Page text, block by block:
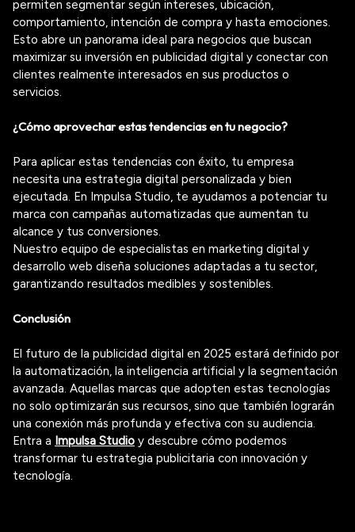
permiten segmentar según intereses, ubicación,
comportamiento, intención de compra y hasta emociones.
Esto abre un panorama ideal para negocios que buscan
maximizar su inversión en publicidad digital y conectar con
clientes realmente interesados en sus productos o
servicios.
¿Cómo aprovechar estas tendencias en tu negocio?
Para aplicar estas tendencias con éxito, tu empresa
necesita una estrategia digital personalizada y bien
ejecutada. En Impulsa Studio, te ayudamos a potenciar tu
marca con campañas automatizadas que aumentan tu
alcance y tus conversiones.
Nuestro equipo de especialistas en marketing digital y
desarrollo web diseña soluciones adaptadas a tu sector,
garantizando resultados medibles y sostenibles.
Conclusión
El futuro de la publicidad digital en 2025 estará definido por
la automatización, la inteligencia artificial y la segmentación
avanzada. Aquellas marcas que adopten estas tecnologías
no solo optimizarán sus recursos, sino que también lograrán
una conexión más profunda y efectiva con su audiencia.
Entra a Impulsa Studio y descubre cómo podemos
transformar tu estrategia publicitaria con innovación y
tecnología.